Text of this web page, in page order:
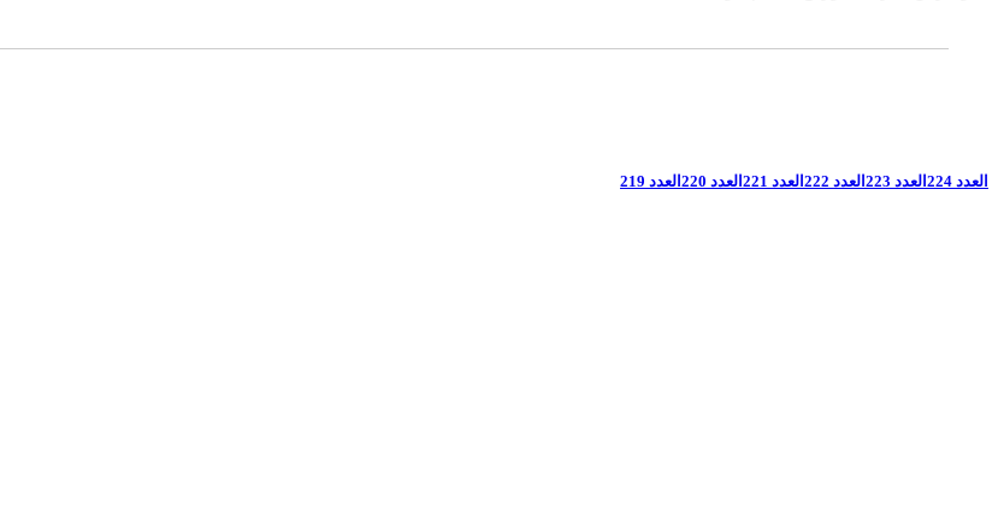
العدد 224 العدد 223 العدد 222 العدد 221 العدد 220 العدد 219